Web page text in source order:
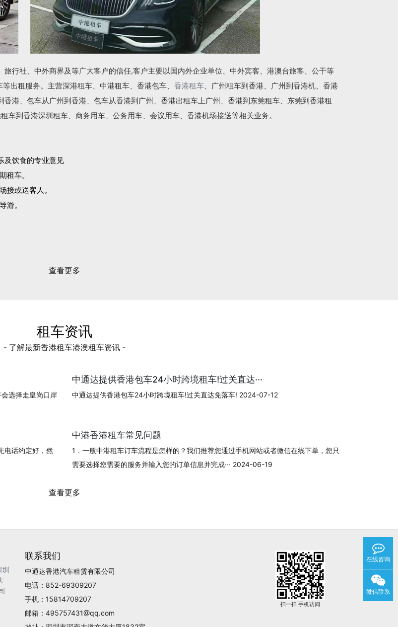
行社、中外商界及等广大客户的信任,客户主要以国内外企业单位、中外宾客、港澳台旅客、公干等
出租服务。主营深港租车、中港租车、香港包车、 香港租车 、广州租车到香港、广州到香港机、香港
港、包车从广州到香港、包车从香港到广州、香港出租车上广州、香港到东莞租车、东莞到香港租
车到香港深圳租车、商务用车、公务用车、会议用车、香港机场接送等相关业务。
及饮食的专业意见
租车。
接或送客人。
游。
查看更多
租车资讯
- 了解最新香港租车港澳租车资讯 -
选择走皇岗口岸
中通达提供香港包车24小时跨境租车!过关直达···
中通达提供香港包车24小时跨境租车!过关直达免落车! 2024-07-12
电话约定好，然
中港香港租车常见问题
1．一般中港租车订车流程是怎样的？我们推荐您通过手机网站或者微信在线下单，您只
需要选择您需要的服务并输入您的订单信息并完成··· 2024-06-19
查看更多
圳
联系我们
中通达香港汽车租赁有限公司
电话：852-69309207
手机：15814709207
邮箱：495757431@qq.com
扫一扫 手机访问
在线咨询
微信联系